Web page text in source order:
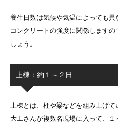
養生日数は気候や気温によっても異
コンクリートの強度に関係します
しょう。
上棟：約１～２日
上棟とは、柱や梁などを組み上げて
大工さんが複数名現場に入って、１